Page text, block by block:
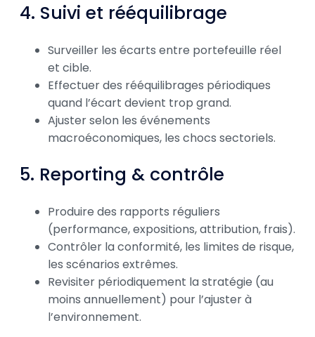
4. Suivi et rééquilibrage
Surveiller les écarts entre portefeuille réel
et cible.
Effectuer des rééquilibrages périodiques
quand l’écart devient trop grand.
Ajuster selon les événements
macroéconomiques, les chocs sectoriels.
5. Reporting & contrôle
Produire des rapports réguliers
(performance, expositions, attribution, frais).
Contrôler la conformité, les limites de risque,
les scénarios extrêmes.
Revisiter périodiquement la stratégie (au
moins annuellement) pour l’ajuster à
l’environnement.